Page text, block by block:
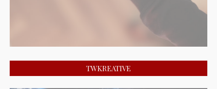
TWKREATIVE